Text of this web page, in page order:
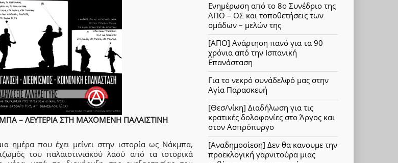
– ΛΕΥΤΕΡΙΑ ΣΤΗ ΜΑΧΟΜΕΝΗ ΠΑΛΑΙΣΤΙΝΗ
ημέρα που έχει μείνει στην ιστορία ως Νάκμπα,
του παλαιστινιακού λαού από τα ιστορικά
Ενημέρωση από το 8ο Συνέδριο της
ΑΠΟ – ΟΣ και τοποθετήσεις των
ομάδων – μελών της
[ΑΠΟ] Ανάρτηση πανό για τα 90
χρόνια από την Ισπανική
Επανάσταση
Για το νεκρό συνάδελφό μας στην
Αγία Παρασκευή
[Θεσ/νίκη] Διαδήλωση για τις
κρατικές δολοφονίες στο Άργος και
στον Ασπρόπυργο
[Αναδημοσίεση] Δεν θα κανουμε την
προεκλογική γαρνιτούρα μιας